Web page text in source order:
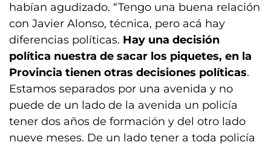
habían agudizado. “Tengo una buena relación
con Javier Alonso, técnica, pero acá hay
diferencias políticas. Hay una decisión
política nuestra de sacar los piquetes, en la
Provincia tienen otras decisiones políticas.
Estamos separados por una avenida y no
puede de un lado de la avenida un policía
tener dos años de formación y del otro lado
nueve meses. De un lado tener a toda policía